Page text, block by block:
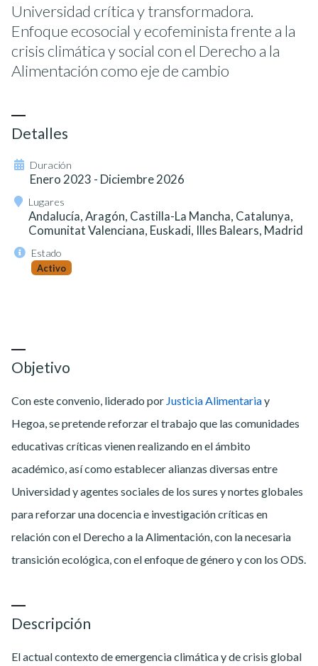
Universidad crítica y transformadora.
Enfoque ecosocial y ecofeminista frente a la
crisis climática y social con el Derecho a la
Alimentación como eje de cambio
Objetivo
Con este convenio, liderado por Justicia Alimentariay
Hegoa, se pretende reforzar el trabajo que las comunidades
educativas críticas vienen realizando en el ámbito
académico, así como establecer alianzas diversas entre
Universidad y agentes sociales de los sures y nortes globales
para reforzar una docencia e investigación críticas en
relación con el Derecho a la Alimentación, con la necesaria
transición ecológica, con el enfoque de género y con los ODS.
Descripción
El actual contexto de emergencia climática y de crisis global
Detalles
Duración
Enero 2023 - Diciembre 2026
Lugares
Andalucía, Aragón, Castilla-La Mancha, Catalunya,
Comunitat Valenciana, Euskadi, Illes Balears, Madrid
Estado
Activo